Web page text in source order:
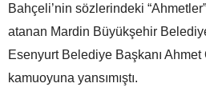
Bahçeli’nin sözlerindeki
atanan Mardin Büyükşehir
Esenyurt Belediye Başkanı Ahmet
kamuoyuna yansımıştı.